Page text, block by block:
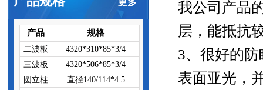
更多
产品 规格
二波板
4320*310*85*3/4
三波板
4320*506*85*3/4
圆立柱
直径140/114*4.5
我公司产品
层，能抵抗
3、很好的防
表面亚光，